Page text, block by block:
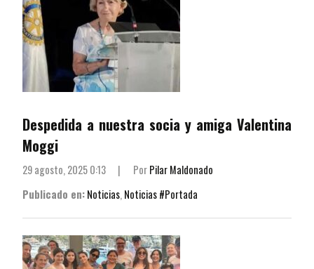
Despedida a nuestra socia y amiga Valentina
Moggi
29 agosto, 2025 0:13 | PorPilar Maldonado
Publicado en:Noticias, Noticias #Portada